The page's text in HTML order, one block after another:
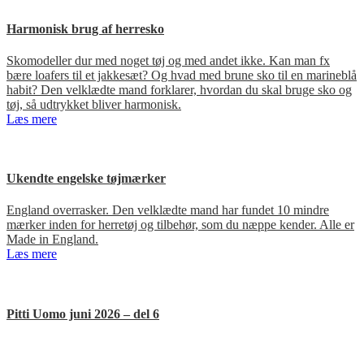
Harmonisk brug af herresko
Skomodeller dur med noget tøj og med andet ikke. Kan man fx
bære loafers til et jakkesæt? Og hvad med brune sko til en marineblå
habit? Den velklædte mand forklarer, hvordan du skal bruge sko og
tøj, så udtrykket bliver harmonisk.
Læs mere
Ukendte engelske tøjmærker
England overrasker. Den velklædte mand har fundet 10 mindre
mærker inden for herretøj og tilbehør, som du næppe kender. Alle er
Made in England.
Læs mere
Pitti Uomo juni 2026 – del 6